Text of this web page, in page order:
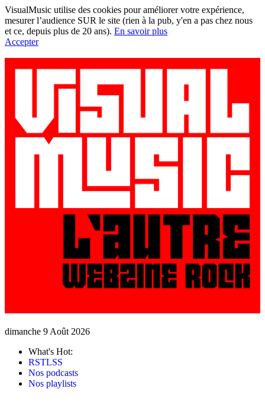
VisualMusic utilise des cookies pour améliorer votre expérience,
mesurer l’audience SUR le site (rien à la pub, y'en a pas chez nous
et ce, depuis plus de 20 ans). En savoir plus
Accepter
dimanche 9 Août 2026
What's Hot:
RSTLSS
Nos podcasts
Nos playlists